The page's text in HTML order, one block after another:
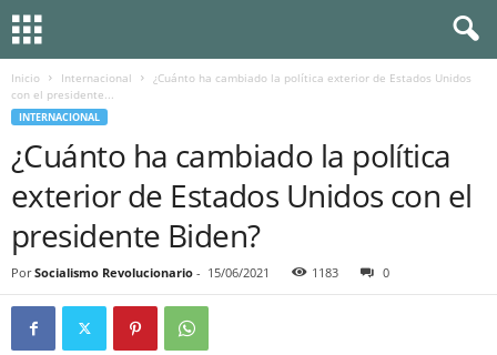
Inicio Internacional
¿Cuánto ha cambiado la política exterior de Estados Unidos
con el presidente...
INTERNACIONAL
¿Cuánto ha cambiado la política
exterior de Estados Unidos con el
presidente Biden?
Por Socialismo Revolucionario - 15/06/2021 1183 0